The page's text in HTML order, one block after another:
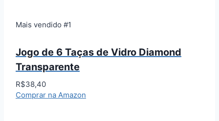
Mais vendido #1
Jogo de 6 Taças de Vidro Diamond
Transparente
R$38,40
Comprar na Amazon